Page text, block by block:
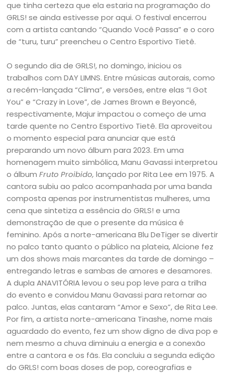
que tinha certeza que ela estaria na programação do
GRLS! se ainda estivesse por aqui. O festival encerrou
com a artista cantando “Quando Você Passa” e o coro
de “turu, turu” preencheu o Centro Esportivo Tietê.
O segundo dia de GRLS!, no domingo, iniciou os
trabalhos com DAY LIMNS. Entre músicas autorais, como
a recém-lançada “Clima”, e versões, entre elas “I Got
You” e “Crazy in Love”, de James Brown e Beyoncé,
respectivamente, Majur impactou o começo de uma
tarde quente no Centro Esportivo Tietê. Ela aproveitou
o momento especial para anunciar que está
preparando um novo álbum para 2023. Em uma
homenagem muito simbólica, Manu Gavassi interpretou
o álbumFruto Proibido,lançado por Rita Lee em 1975. A
cantora subiu ao palco acompanhada por uma banda
composta apenas por instrumentistas mulheres, uma
cena que sintetiza a essência do GRLS! e uma
demonstração de que o presente da música é
feminino. Após a norte-americana Blu DeTiger se divertir
no palco tanto quanto o público na plateia, Alcione fez
um dos shows mais marcantes da tarde de domingo –
entregando letras e sambas de amores e desamores.
A dupla ANAVITÓRIA levou o seu pop leve para a trilha
do evento e convidou Manu Gavassi para retornar ao
palco. Juntas, elas cantaram “Amor e Sexo”, de Rita Lee.
Por fim, a artista norte-americana Tinashe, nome mais
aguardado do evento, fez um show digno de diva pop e
nem mesmo a chuva diminuiu a energia e a conexão
entre a cantora e os fãs. Ela concluiu a segunda edição
do GRLS! com boas doses de pop, coreografias e